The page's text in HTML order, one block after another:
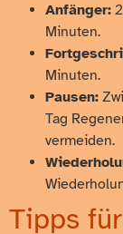
Anfänger:
Minuten.
Minuten.
Pausen:
Tag
vermeiden.
Tipps